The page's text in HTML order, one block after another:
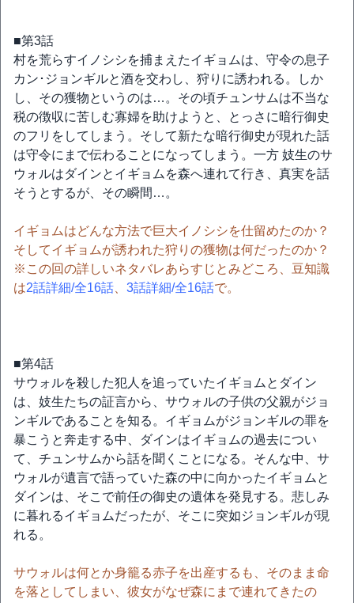
■第3話
村を荒らすイノシシを捕まえたイギョムは、守令の息子
カン･ジョンギルと酒を交わし、狩りに誘われる。しか
し、その獲物というのは…。その頃チュンサムは不当な
税の徴収に苦しむ寡婦を助けようと、とっさに暗行御史
のフリをしてしまう。そして新たな暗行御史が現れた話
は守令にまで伝わることになってしまう。一方 妓生のサ
ウォルはダインとイギョムを森へ連れて行き、真実を話
そうとするが、その瞬間…。
イギョムはどんな方法で巨大イノシシを仕留めたのか？
そしてイギョムが誘われた狩りの獲物は何だったのか？
※この回の詳しいネタバレあらすじとみどころ、豆知識
は2話詳細/全16話 3話詳細/全16話で。
■第4話
サウォルを殺した犯人を追っていたイギョムとダイン
は、妓生たちの証言から、サウォルの子供の父親がジョ
ンギルであることを知る。イギョムがジョンギルの罪を
暴こうと奔走する中、ダインはイギョムの過去につい
て、チュンサムから話を聞くことになる。そんな中、サ
ウォルが遺言で語っていた森の中に向かったイギョムと
ダインは、そこで前任の御史の遺体を発見する。悲しみ
に暮れるイギョムだったが、そこに突如ジョンギルが現
れる。
サウォルは何とか身籠る赤子を出産するも、そのまま命
を落としてしまい、彼女がなぜ森にまで連れてきたの